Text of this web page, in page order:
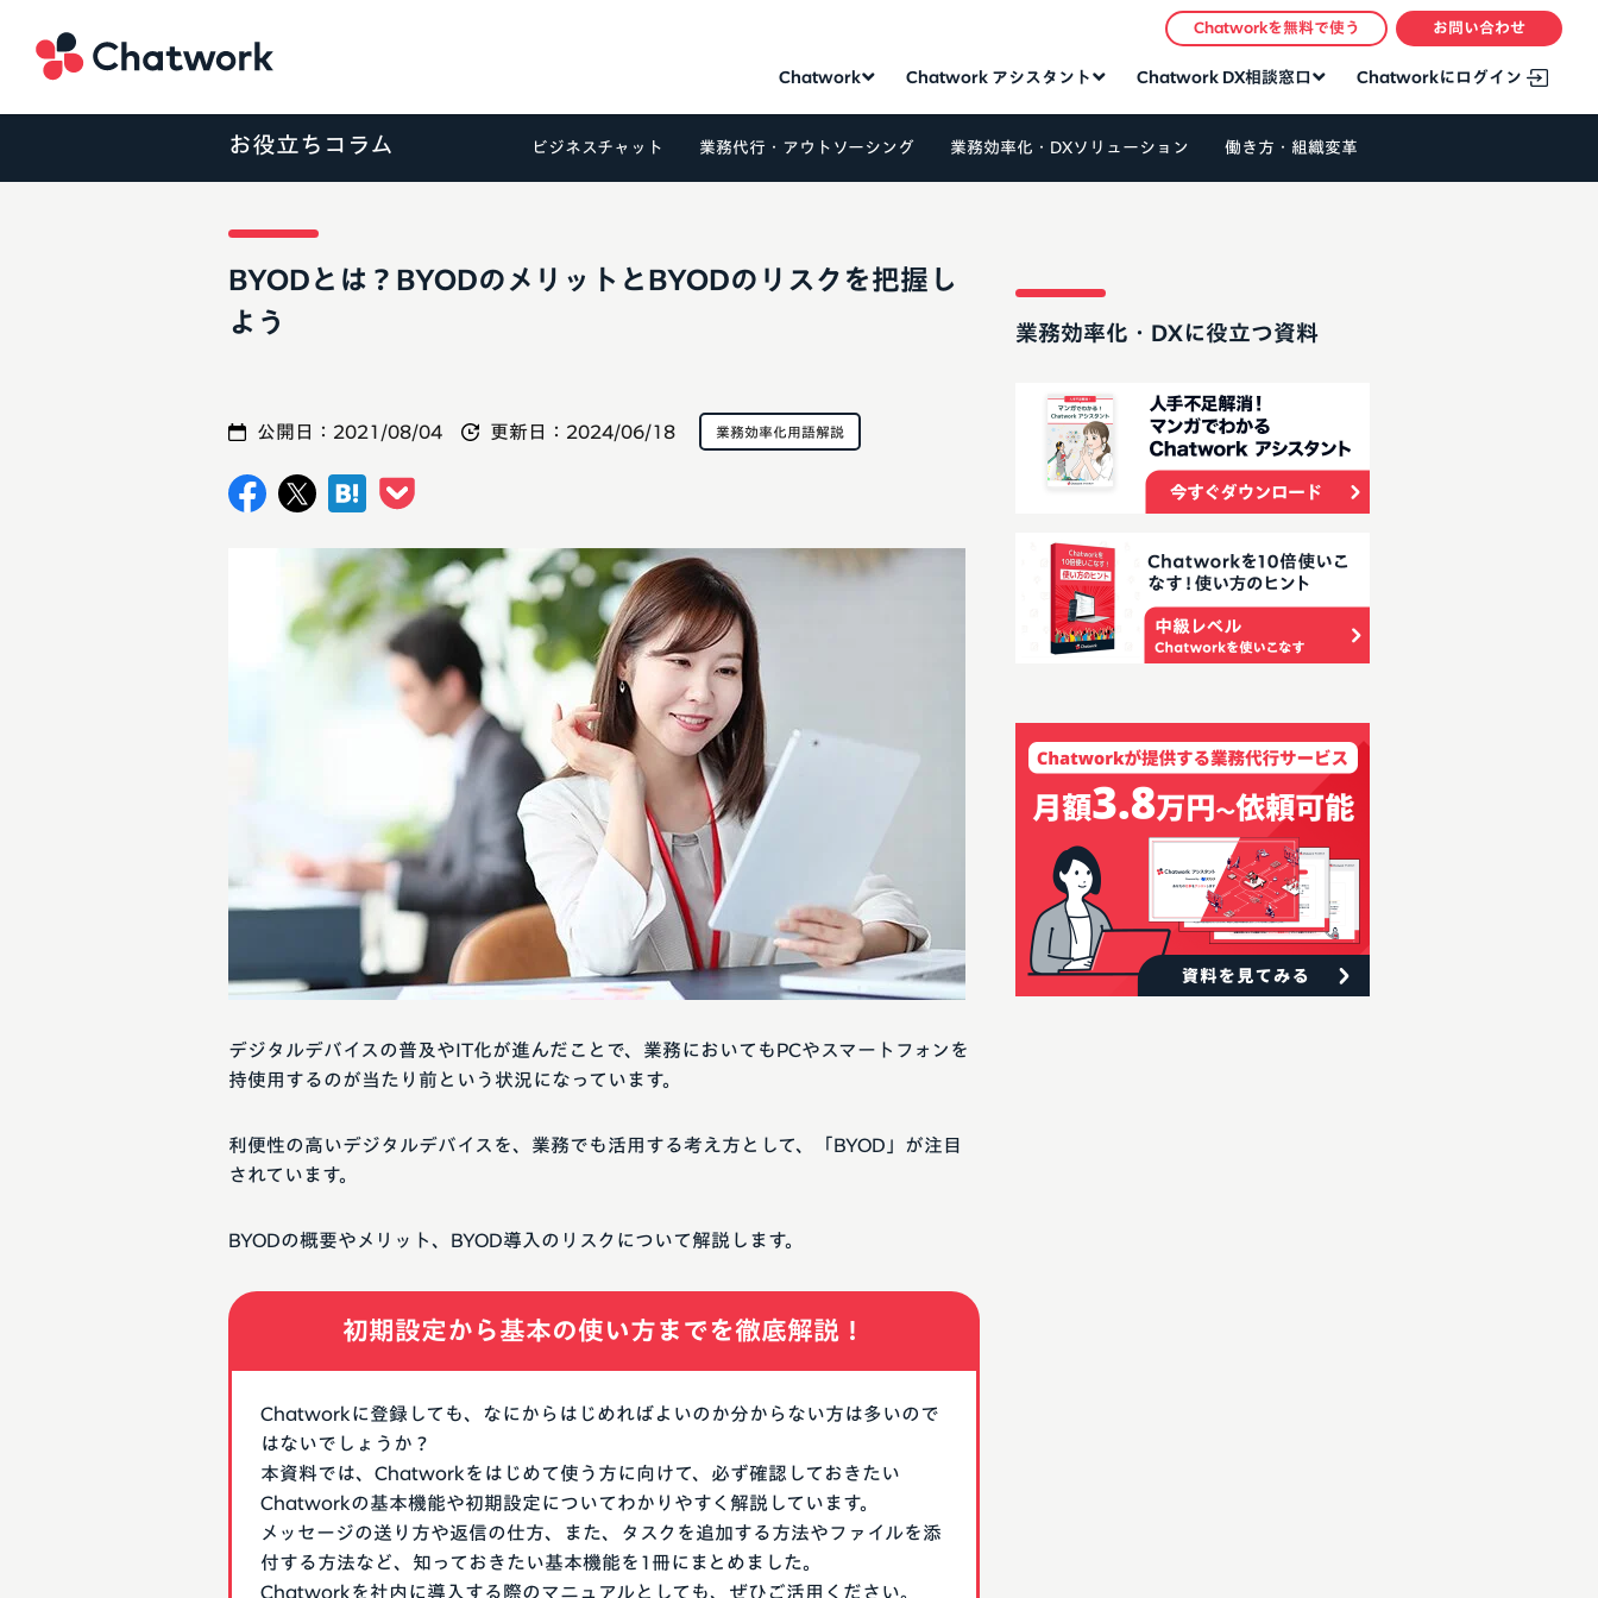
Chatwork Chatwork アシスタント Chatwork DX相談窓口 Chatworkにログイン
Chatworkを無料で使う お問い合わせ
お役立ちコラム ビジネスチャット 業務代行・アウトソーシング 業務効率化・DXソリューション 働き方・組織変革
BYODとは？BYODのメリットとBYODのリスクを把握し
よう
公開日： 2021/08/04 更新日： 2024/06/18 業務効率化用語解説
BYODの概要やメリット、BYOD導入のリスクについて解説します。
利便性の高いデジタルデバイスを、業務でも活用する考え方として、「BYOD」が注目
されています。
デジタルデバイスの普及やIT化が進んだことで、業務においてもPCやスマートフォンを
持使用するのが当たり前という状況になっています。
初期設定から基本の使い方までを徹底解説！
Chatworkに登録しても、なにからはじめればよいのか分からない方は多いので
はないでしょうか？
本資料では、Chatworkをはじめて使う方に向けて、必ず確認しておきたい
Chatworkの基本機能や初期設定についてわかりやすく解説しています。
メッセージの送り方や返信の仕方、また、タスクを追加する方法やファイルを添
付する方法など、知っておきたい基本機能を1冊にまとめました。
Chatworkを社内に導入する際のマニュアルとしても、ぜひご活用ください。
業務効率化・DXに役立つ資料